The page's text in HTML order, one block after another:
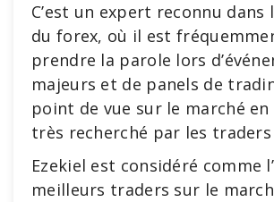
C’est un expert reconnu dans
du forex, où il est
prendre la parole lors
majeurs et de panels de
point de vue sur le marché
très recherché par les
Ezekiel est considéré comme
meilleurs traders sur le